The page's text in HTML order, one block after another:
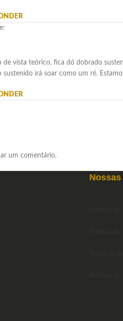
de vista teórico, fica dó dobrado
irá soar como um ré.
um comentário.